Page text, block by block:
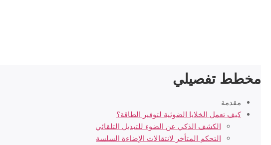
مخطط تفصيلي
مقدمة
كيف تعمل الخلايا الضوئية لتوفير الطاقة؟
الكشف الذكي عن الضوء للتبديل التلقائي
التحكم المتأخر لانتقالات الإضاءة السلسة